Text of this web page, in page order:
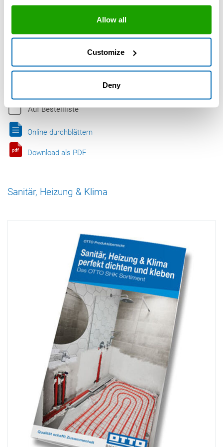
Allow all
Customize
Deny
Auf Bestellliste
Online durchblättern
Download als PDF
Sanitär, Heizung & Klima